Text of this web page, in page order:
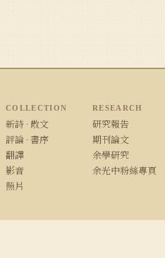
COLLECTION
新詩 · 散文
評論 · 書序
翻譯
影音
照片
RESEARCH
研究報告
期刊論文
余學研究
余光中粉絲專頁